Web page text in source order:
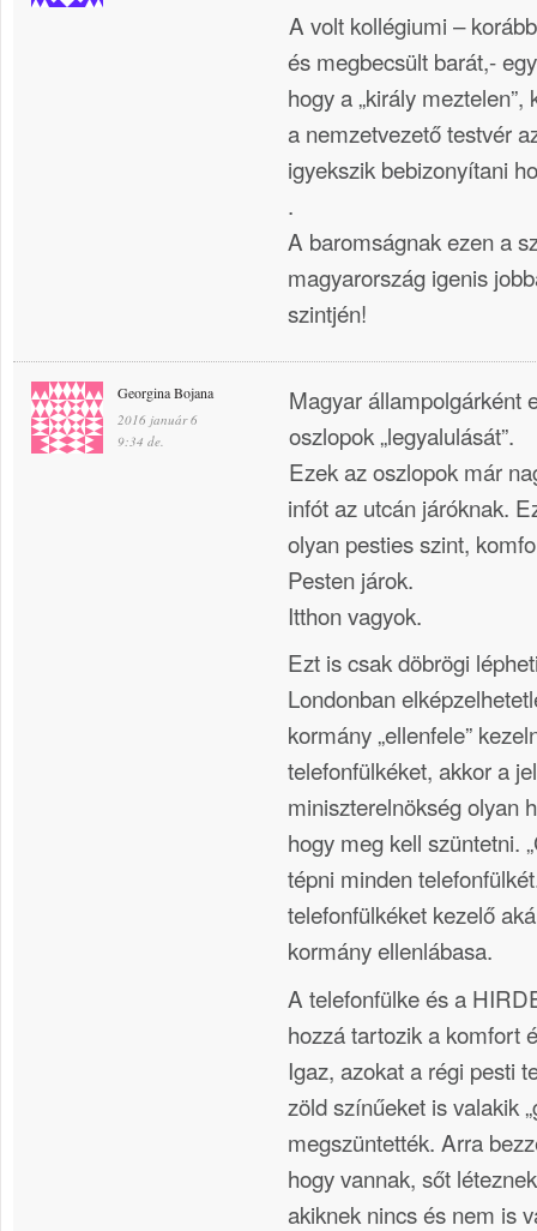
A volt kollégiumi –
és megbecsült barát,-
hogy a „király
a nemzetvezető testvér
igyekszik bebizonyítani
.
A baromságnak ezen a
magyarország igenis
szintjén!
Georgina Bojana
2016 január 6
9:34 de.
Magyar állampolgárként
oszlopok „legyalulását”.
Ezek az oszlopok már
infót az utcán járóknak.
olyan pesties szint,
Pesten járok.
Itthon vagyok.
Ezt is csak döbrögi
Londonban
kormány „ellenfele”
telefonfülkéket, akkor a
miniszterelnökség olyan
hogy meg kell szüntetni.
tépni minden
telefonfülkéket kezelő
kormány ellenlábasa.
A telefonfülke és a
hozzá tartozik a komfort
Igaz, azokat a régi pesti
zöld színűeket is valakik
megszüntették. Arra
hogy vannak, sőt
akiknek nincs és nem is